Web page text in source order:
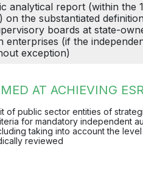
analytical report (within the
on the substantiated
boards at state-
enterprises (if the
exception)
AT ACHIEVING
of public sector entities of
for mandatory independent
taking into account the
reviewed